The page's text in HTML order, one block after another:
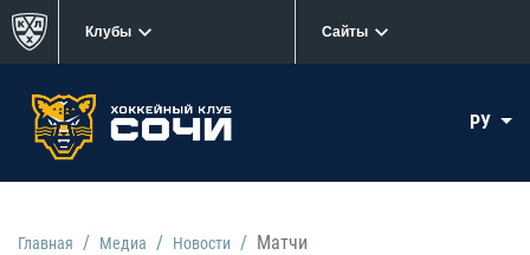
Клубы Сайты
РУ
Главная Медиа Новости Матчи